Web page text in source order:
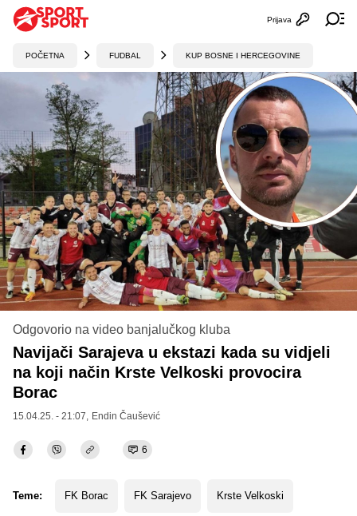
Otvori
Prijava
POČETNA FUDBAL KUP BOSNE I HERCEGOVINE
Odgovorio na video banjalučkog kluba
Navijači Sarajeva u ekstazi kada su vidjeli
na koji način Krste Velkoski provocira
Borac
15.04.25. - 21:07, Endin Čaušević
6
Teme: FK Borac FK Sarajevo Krste Velkoski